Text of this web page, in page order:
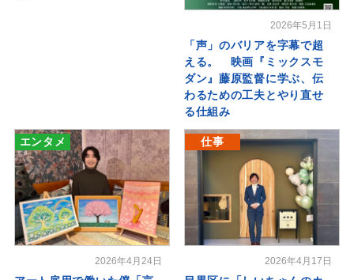
2026年5月1日
「声」のバリアを字幕で超
える。 映画『ミックスモ
ダン』藤原監督に学ぶ、伝
わるための工夫とやり直せ
る仕組み
エンタメ
2026年4月24日
仕事
2026年4月17日